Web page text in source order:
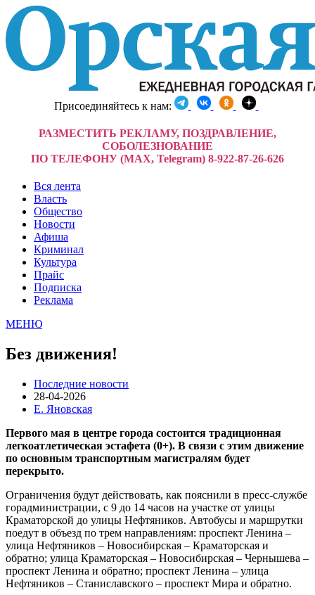
Присоединяйтесь к нам:
РАЗМЕСТИТЬ РЕКЛАМУ, ПОЗДРАВЛЕНИЕ,
СОБОЛЕЗНОВАНИЕ
ПО ТЕЛЕФОНУ (MAX, Telegram) 8-922-87-26-626
Вся лента
Власть
Общество
Новости
Афиша
Криминал
Культура
Прайс
Подписка
Реклама
МЕНЮ
Без движения!
Последние новости
28-04-2026
Е. Яновская
Первого мая в центре города состоится традиционная
легкоатлетическая эстафета (0+). В связи с этим движение
по основным транспортным магистралям будет
перекрыто.
Ограничения будут действовать, как пояснили в пресс-службе
горадминистрации, с 9 до 14 часов на участке от улицы
Краматорской до улицы Нефтяников. Автобусы и маршрутки
поедут в объезд по трем направлениям: проспект Ленина –
улица Нефтяников – Новосибирская – Краматорская и
обратно; улица Краматорская – Новосибирская – Чернышева –
проспект Ленина и обратно; проспект Ленина – улица
Нефтяников – Станиславского – проспект Мира и обратно.